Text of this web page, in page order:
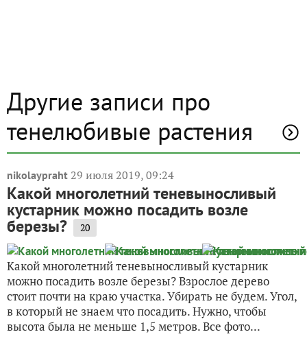
Другие записи про
тенелюбивые растения
nikolaypraht 29 июля 2019, 09:24
Какой многолетний теневыносливый
кустарник можно посадить возле
березы? 20
Какой многолетний теневыносливый кустарник
можно посадить возле березы? Взрослое дерево
стоит почти на краю участка. Убирать не будем. Угол,
в который не знаем что посадить. Нужно, чтобы
высота была не меньше 1,5 метров. Все фото...